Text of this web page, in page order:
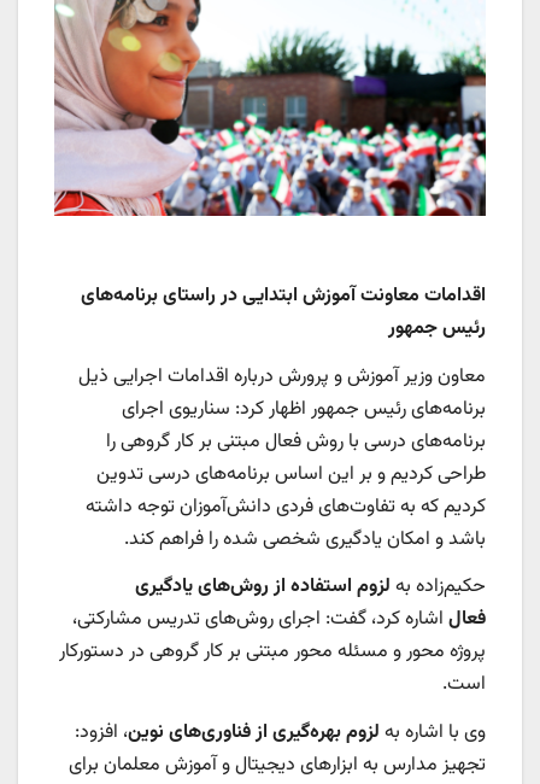
اقدامات معاونت آموزش ابتدایی در راستای برنامه‌های
رئیس جمهور
معاون وزیر آموزش و پرورش درباره اقدامات اجرایی ذیل
برنامه‌های رئیس جمهور اظهار کرد: سناریوی اجرای
برنامه‌های درسی با روش فعال مبتنی بر کار گروهی را
طراحی کردیم و بر این اساس برنامه‌های درسی تدوین
کردیم که به تفاوت‌های فردی دانش‌آموزان توجه داشته
باشد و امکان یادگیری شخصی شده را فراهم کند.
حکیم‌زاده به لزوم استفاده از روش‌های یادگیری
فعال اشاره کرد، گفت: اجرای روش‌های تدریس مشارکتی،
پروژه محور و مسئله محور مبتنی بر کار گروهی در دستورکار
است.
وی با اشاره به لزوم بهره‌گیری از فناوری‌های نوین، افزود:
تجهیز مدارس به ابزارهای دیجیتال و آموزش معلمان برای